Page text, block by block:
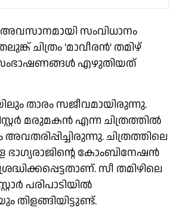
സംവിധാനം
ചിത്രം 'മാവീരൻ' തമിഴ്
സംഭാഷണങ്ങൾ എഴുതിയത്
താരം സജീവമായിരുന്നു.
മരുമകൻ എന്ന ചിത്രത്തിൽ
ചിത്രത്തിലെ
ഭാഗ്യരാജിന്റെ കോംബിനേഷൻ
സീ തമിഴിലെ
പരിപാടിയിൽ
തിളങ്ങിയിട്ടുണ്ട്.